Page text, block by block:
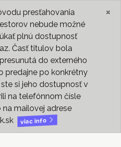
presťahovania
nebude možné
plnú dostupnosť
Časť titulov bola
do externého
predajne po konkrétny
si jeho dostupnosť v
na telefónnom čísle
mailovej adrese
viac info
×